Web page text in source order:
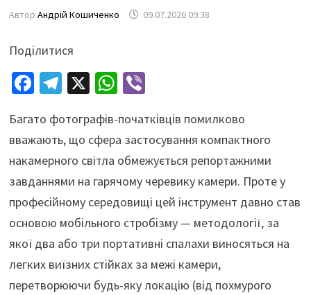
Автор Андрій Кошиченко 09.07.2026 09:38
Поділитися
Fa
b
o
o
k
Te
gr
a
m
X W
at
sA
p
p
Vi
er
Багато фотографів-початківців помилково
вважають, що сфера застосування компактного
накамерного світла обмежується репортажними
завданнями на гарячому черевику камери. Проте у
професійному середовищі цей інструмент давно став
основою мобільного стробізму — методології, за
якої два або три портативні спалахи виносяться на
легких виїзних стійках за межі камери,
перетворюючи будь-яку локацію (від похмурого